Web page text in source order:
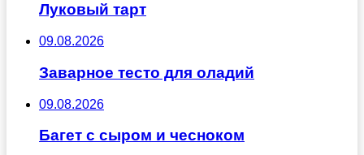
Луковый тарт
09.08.2026
Заварное тесто для оладий
09.08.2026
Багет с сыром и чесноком